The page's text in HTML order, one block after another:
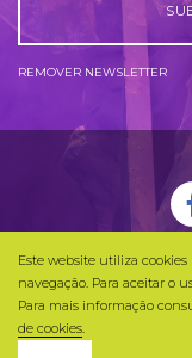
Este website utiliza
navegação. Para aceitar o
Para mais informação
de cookies.
REMOVER NEWSLETTER
Universo Azul